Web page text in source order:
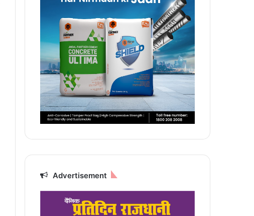
Advertisement